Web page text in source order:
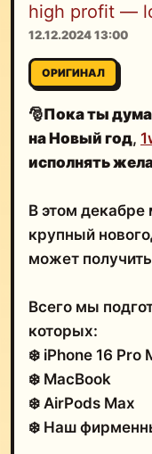
high profit —
12.12.2024 13:00
ОРИГИНАЛ
🎅Пока ты
на Новый год,
исполнять
В этом
крупный
может
Всего мы
которых:
❄️ iPhone 16 Pro
❄️ MacBook
❄️ AirPods Max
❄️ Наш